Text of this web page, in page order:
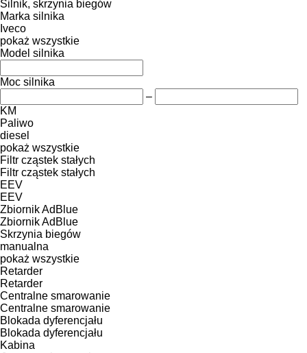
Silnik, skrzynia biegów
Marka silnika
Iveco
pokaż wszystkie
Model silnika
Moc silnika
–
KM
Paliwo
diesel
pokaż wszystkie
Filtr cząstek stałych
Filtr cząstek stałych
EEV
EEV
Zbiornik AdBlue
Zbiornik AdBlue
Skrzynia biegów
manualna
pokaż wszystkie
Retarder
Retarder
Centralne smarowanie
Centralne smarowanie
Blokada dyferencjału
Blokada dyferencjału
Kabina